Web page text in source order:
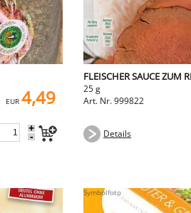
EUR 4,49
+
-
FLEISCHER SAUCE ZUM
25 g
Art. Nr. 999822
Details